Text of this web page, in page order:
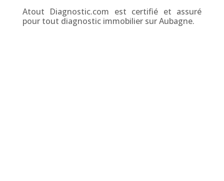
Atout Diagnostic.com est certifié et assuré
pour tout diagnostic immobilier sur Aubagne.